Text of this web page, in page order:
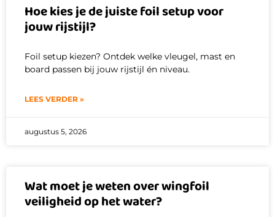
Hoe kies je de juiste foil setup voor
jouw rijstijl?
Foil setup kiezen? Ontdek welke vleugel, mast en
board passen bij jouw rijstijl én niveau.
LEES VERDER »
augustus 5, 2026
Wat moet je weten over wingfoil
veiligheid op het water?